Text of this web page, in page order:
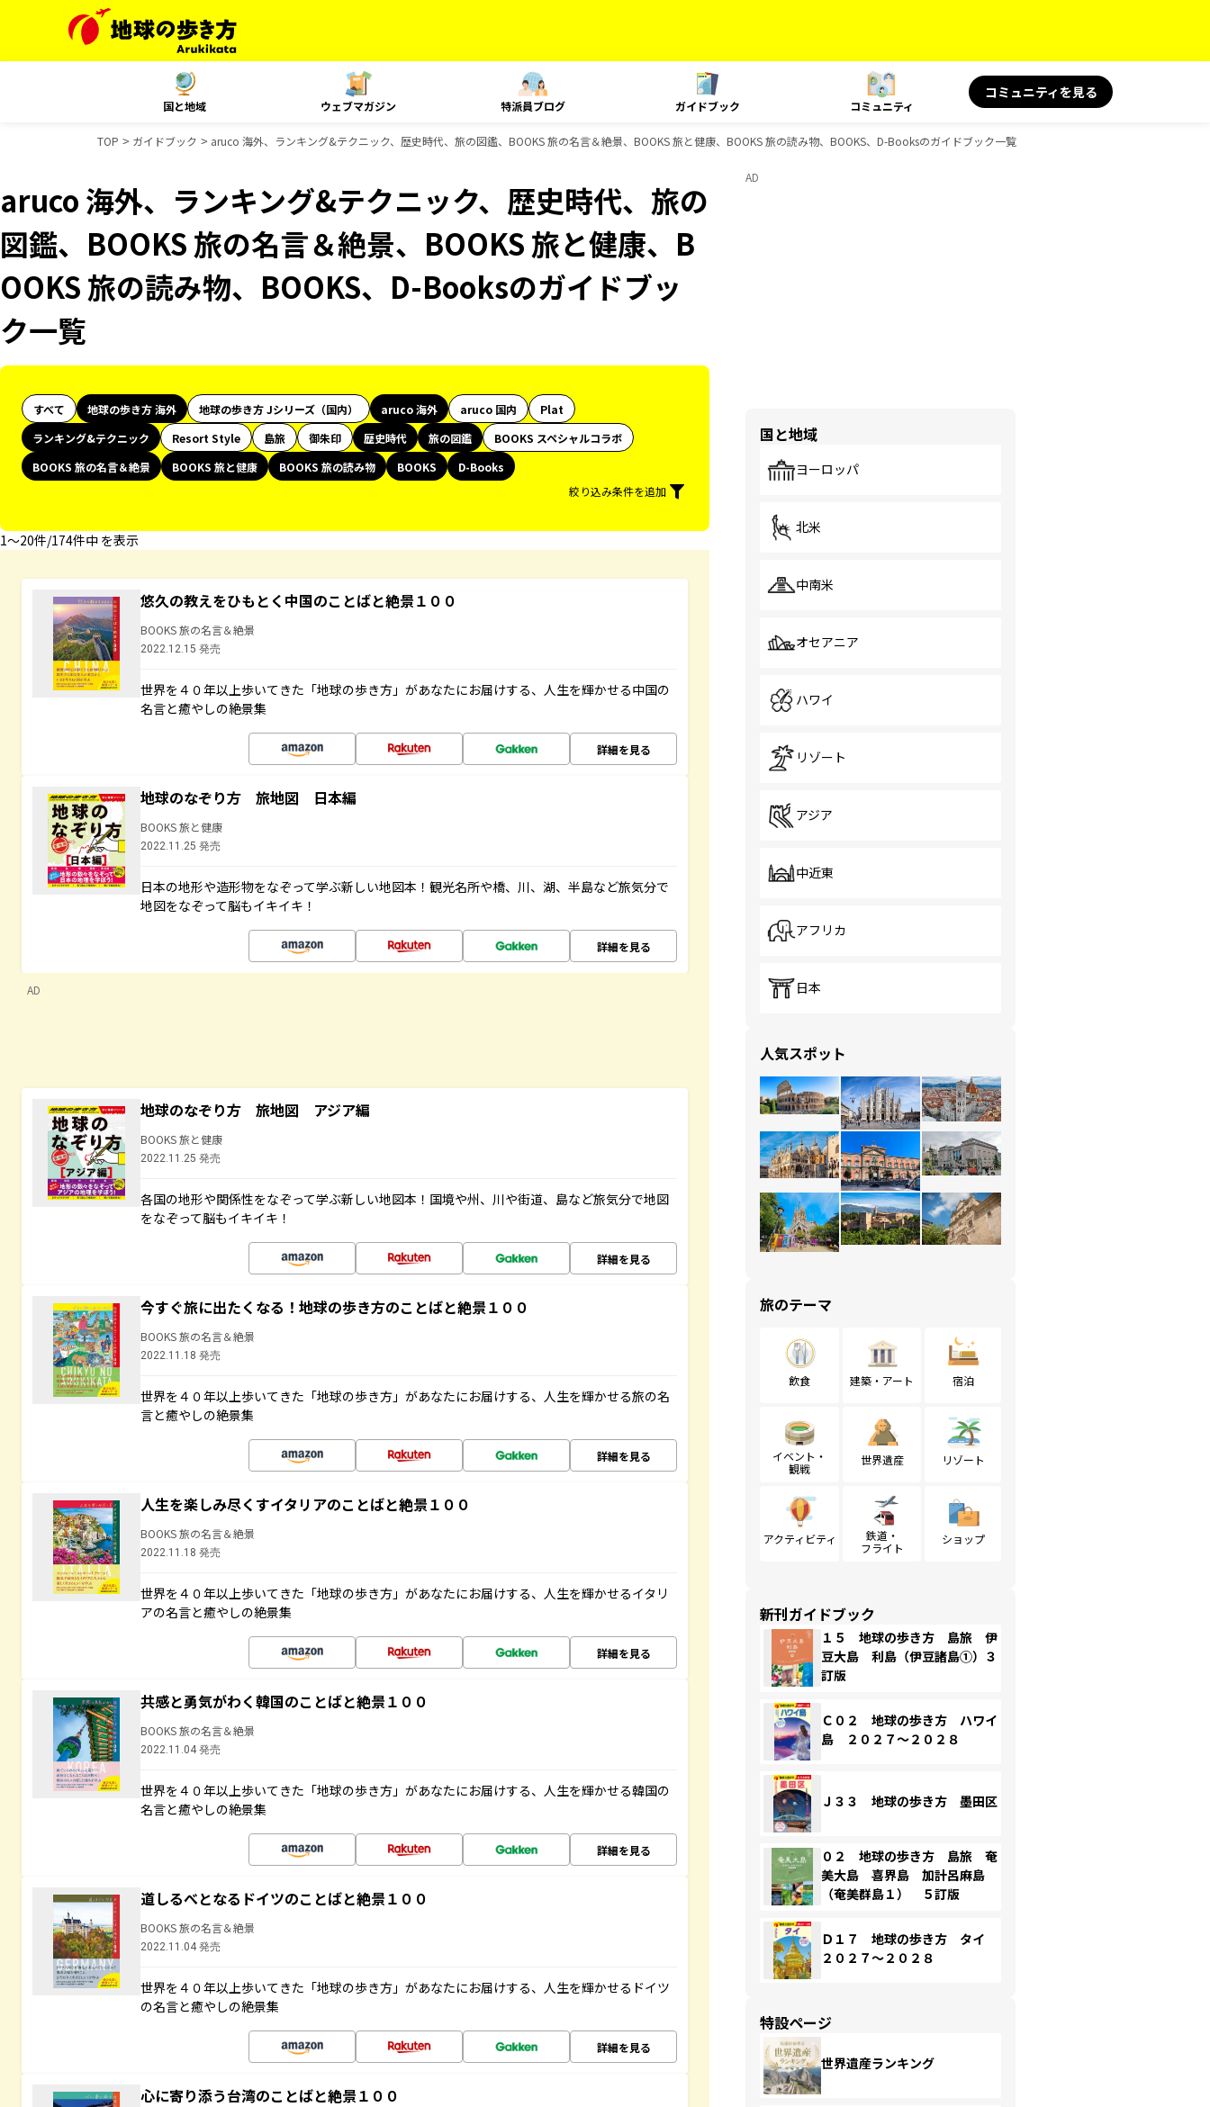
国と地域 ウェブマガジン 特派員ブログ ガイドブック コミュニティ
コミュニティを見る
TOP ガイドブック aruco 海外、ランキング&テクニック、歴史時代、旅の図鑑、BOOKS 旅の名言＆絶景、BOOKS 旅と健康、BOOKS 旅の読み物、BOOKS、D-Booksのガイドブック一覧
aruco 海外、ランキング&テクニック、歴史時代、旅の
図鑑、BOOKS 旅の名言＆絶景、BOOKS 旅と健康、B
OOKS 旅の読み物、BOOKS、D-Booksのガイドブッ
ク一覧
すべて 地球の歩き方 海外 地球の歩き方 Jシリーズ（国内） aruco 海外 aruco 国内
Plat
ランキング&テクニック
Resort Style 島旅 御朱印 歴史時代 旅の図鑑
BOOKS スペシャルコラボ
BOOKS 旅の名言＆絶景
BOOKS 旅と健康 BOOKS 旅の読み物 BOOKS
D-Books
絞り込み条件を追加
1〜20件/174件中 を表示
悠久の教えをひもとく中国のことばと絶景１００
BOOKS 旅の名言＆絶景
2022.12.15 発売
世界を４０年以上歩いてきた「地球の歩き方」があなたにお届けする、人生を輝かせる中国の
名言と癒やしの絶景集
詳細を見る
地球のなぞり方 旅地図 日本編
BOOKS 旅と健康
2022.11.25 発売
日本の地形や造形物をなぞって学ぶ新しい地図本！観光名所や橋、川、湖、半島など旅気分で
地図をなぞって脳もイキイキ！
詳細を見る
AD
地球のなぞり方 旅地図 アジア編
BOOKS 旅と健康
2022.11.25 発売
各国の地形や関係性をなぞって学ぶ新しい地図本！国境や州、川や街道、島など旅気分で地図
をなぞって脳もイキイキ！
詳細を見る
今すぐ旅に出たくなる！地球の歩き方のことばと絶景１００
BOOKS 旅の名言＆絶景
2022.11.18 発売
世界を４０年以上歩いてきた「地球の歩き方」があなたにお届けする、人生を輝かせる旅の名
言と癒やしの絶景集
詳細を見る
人生を楽しみ尽くすイタリアのことばと絶景１００
BOOKS 旅の名言＆絶景
2022.11.18 発売
世界を４０年以上歩いてきた「地球の歩き方」があなたにお届けする、人生を輝かせるイタリ
アの名言と癒やしの絶景集
詳細を見る
共感と勇気がわく韓国のことばと絶景１００
BOOKS 旅の名言＆絶景
2022.11.04 発売
世界を４０年以上歩いてきた「地球の歩き方」があなたにお届けする、人生を輝かせる韓国の
名言と癒やしの絶景集
詳細を見る
道しるべとなるドイツのことばと絶景１００
BOOKS 旅の名言＆絶景
2022.11.04 発売
世界を４０年以上歩いてきた「地球の歩き方」があなたにお届けする、人生を輝かせるドイツ
の名言と癒やしの絶景集
詳細を見る
心に寄り添う台湾のことばと絶景１００
AD
国と地域
ヨーロッパ
北米
中南米
オセアニア
ハワイ
リゾート
アジア
中近東
アフリカ
日本
人気スポット
旅のテーマ
飲食 建築・アート 宿泊
イベント・
観戦
世界遺産 リゾート
アクティビティ
鉄道・
フライト
ショップ
新刊ガイドブック
１５ 地球の歩き方 島旅 伊
豆大島 利島（伊豆諸島①）３
訂版
Ｃ０２ 地球の歩き方 ハワイ
島 ２０２７～２０２８
Ｊ３３ 地球の歩き方 墨田区
０２ 地球の歩き方 島旅 奄
美大島 喜界島 加計呂麻島
（奄美群島１） ５訂版
Ｄ１７ 地球の歩き方 タイ
２０２７～２０２８
特設ページ
世界遺産ランキング